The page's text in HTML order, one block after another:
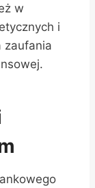
w
i
zaufania